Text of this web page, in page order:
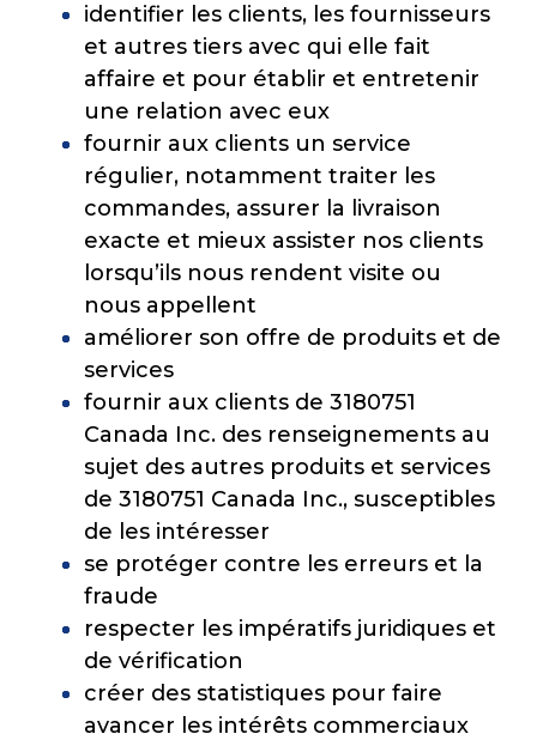
identifier les clients, les fournisseurs
et autres tiers avec qui elle fait
affaire et pour établir et entretenir
une relation avec eux
fournir aux clients un service
régulier, notamment traiter les
commandes, assurer la livraison
exacte et mieux assister nos clients
lorsqu’ils nous rendent visite ou
nous appellent
améliorer son offre de produits et de
services
fournir aux clients de 3180751
Canada Inc. des renseignements au
sujet des autres produits et services
de 3180751 Canada Inc., susceptibles
de les intéresser
se protéger contre les erreurs et la
fraude
respecter les impératifs juridiques et
de vérification
créer des statistiques pour faire
avancer les intérêts commerciaux